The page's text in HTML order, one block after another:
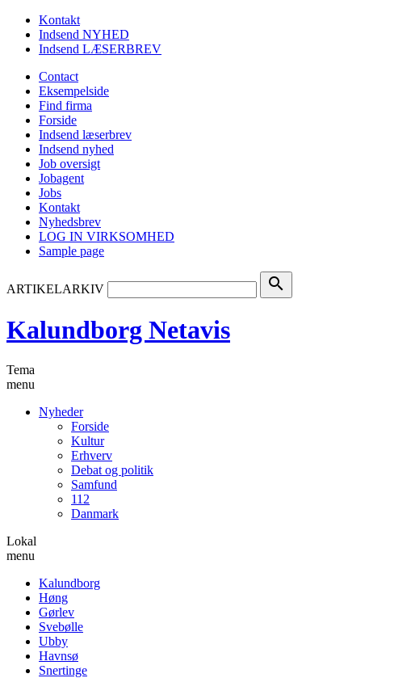
Kontakt
Indsend NYHED
Indsend LÆSERBREV
Contact
Eksempelside
Find firma
Forside
Indsend læserbrev
Indsend nyhed
Job oversigt
Jobagent
Jobs
Kontakt
Nyhedsbrev
LOG IN VIRKSOMHED
Sample page
ARTIKELARKIV search
Kalundborg Netavis
Tema
menu
Nyheder
Forside
Kultur
Erhverv
Debat og politik
Samfund
112
Danmark
Lokal
menu
Kalundborg
Høng
Gørlev
Svebølle
Ubby
Havnsø
Snertinge